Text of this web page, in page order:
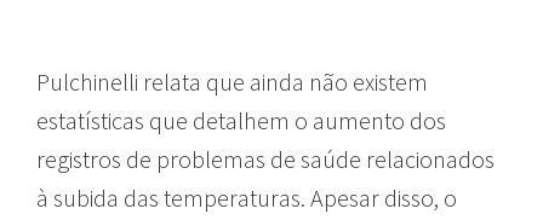
Pulchinelli relata que ainda não existem
estatísticas que detalhem o aumento dos
registros de problemas de saúde relacionados
à subida das temperaturas. Apesar disso, o